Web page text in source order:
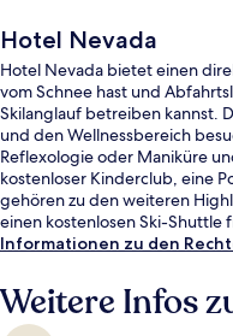
Hotel Nevada
Hotel Nevada bietet einen
vom Schnee hast und
Skilanglauf betreiben kannst.
und den Wellnessbereich
Reflexologie oder Maniküre
kostenloser Kinderclub, eine
gehören zu den weiteren
einen kostenlosen Ski-
Skipässen, einem Skiraum und
Informationen zu den
Weitere Infos